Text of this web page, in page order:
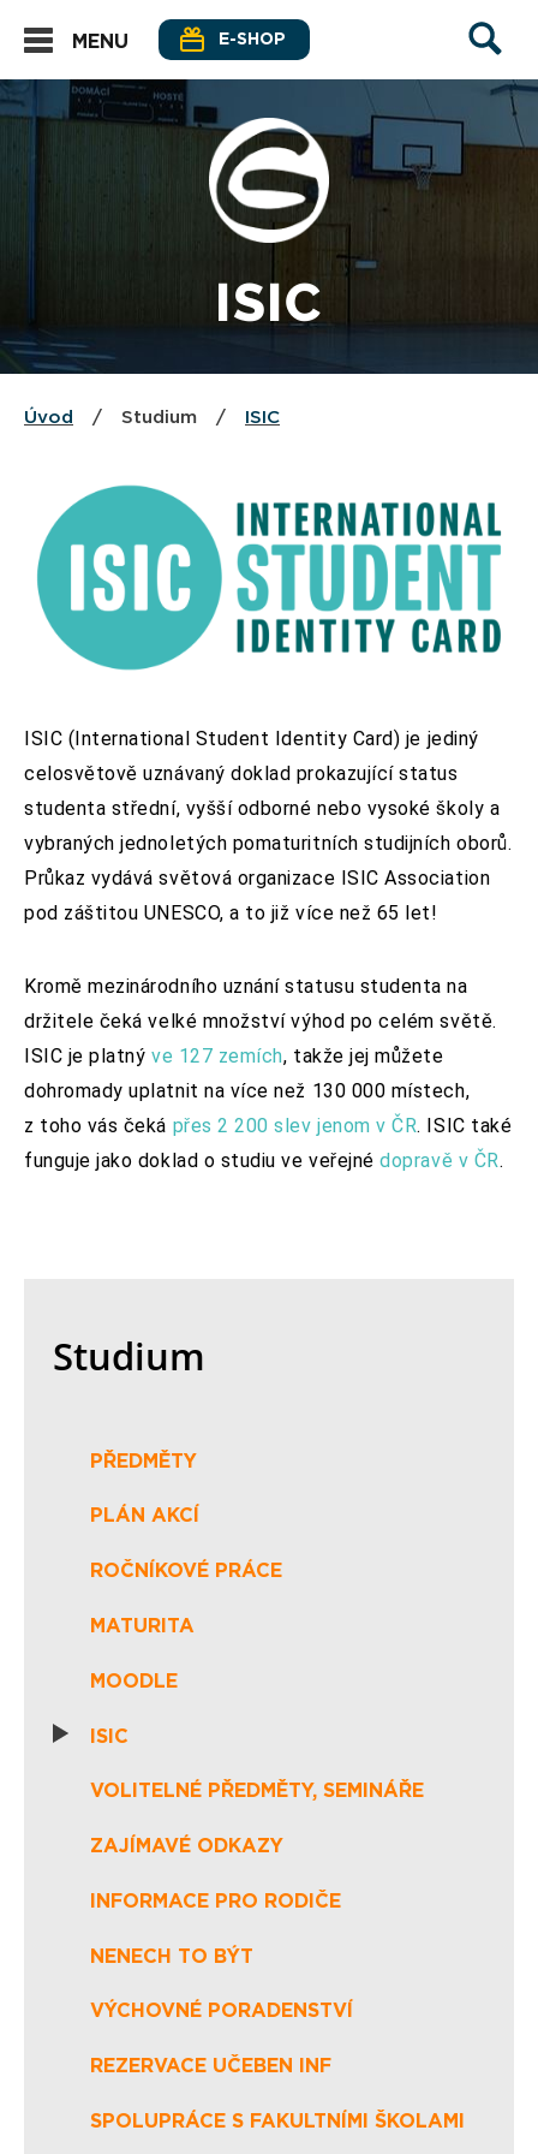
MENU E-SHOP
ISIC
Úvod / Studium / ISIC
ISIC (International Student Identity Card) je jediný
celosvětově uznávaný doklad prokazující status
studenta střední, vyšší odborné nebo vysoké školy a
vybraných jednoletých pomaturitních studijních oborů.
Průkaz vydává světová organizace ISIC Association
pod záštitou UNESCO, a to již více než 65 let!
Kromě mezinárodního uznánístatusu studenta na
držitele čeká velké množství výhod po celém světě.
ISIC je platný ve 127 zemích, takže jej můžete
dohromady uplatnit na více než 130 000 místech,
z toho vás čeká přes 2 200 slev jenom v ČR. ISIC také
funguje jako doklad o studiu ve veřejnédopravě v ČR.
Studium
PŘEDMĚTY
PLÁN AKCÍ
ROČNÍKOVÉ PRÁCE
MATURITA
MOODLE
ISIC
VOLITELNÉ PŘEDMĚTY, SEMINÁŘE
ZAJÍMAVÉ ODKAZY
INFORMACE PRO RODIČE
NENECH TO BÝT
VÝCHOVNÉ PORADENSTVÍ
REZERVACE UČEBEN INF
SPOLUPRÁCE S FAKULTNÍMI ŠKOLAMI